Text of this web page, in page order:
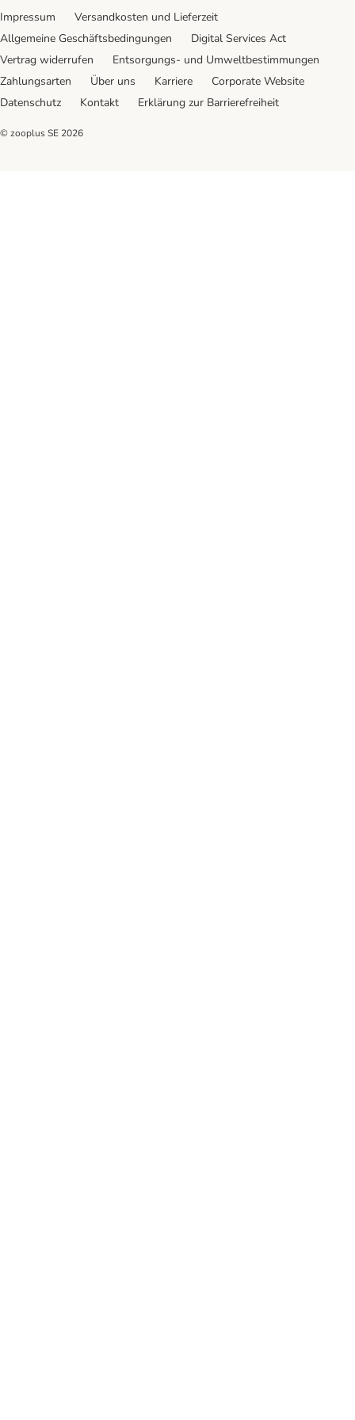
Impressum
Versandkosten und Lieferzeit
Allgemeine Geschäftsbedingungen
Digital Services Act
Vertrag widerrufen
Entsorgungs- und Umweltbestimmungen
Zahlungsarten
Über uns Karriere
Corporate Website
Datenschutz
Kontakt Erklärung zur Barrierefreiheit
© zooplus SE 2026